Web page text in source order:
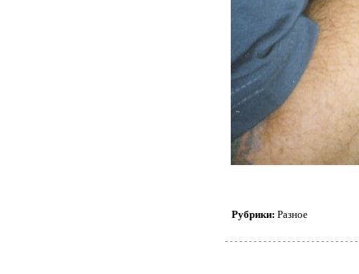
Рубрики: Разное